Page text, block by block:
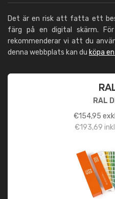
Det är en risk att fatta ett
färg på en digital skärm.
rekommenderar vi att du
denna webbplats kan du köpa
RAL
€154,95
€193,69